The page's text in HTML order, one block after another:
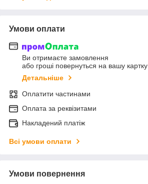
Умови оплати
Ви отримаєте замовлення
або гроші повернуться на вашу картку
Детальніше
Оплатити частинами
Оплата за реквізитами
Накладений платіж
Всі умови оплати
Умови повернення